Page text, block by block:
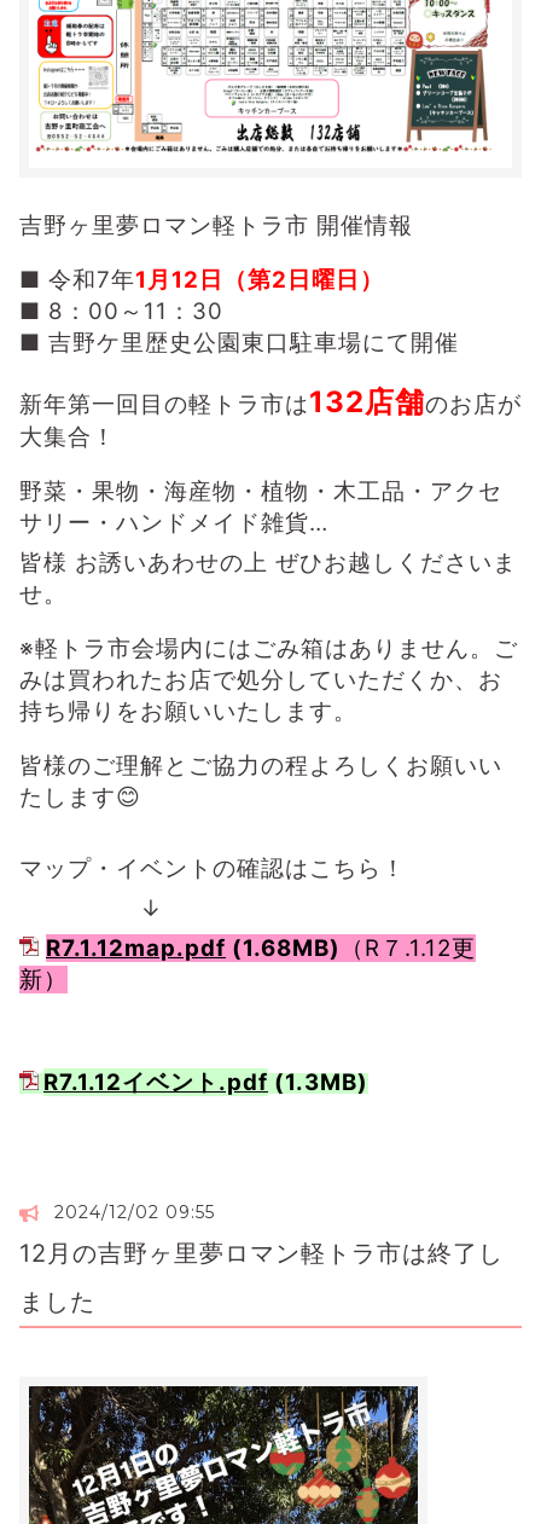
吉野ヶ里夢ロマン軽トラ市 開催情報
■ 令和7年1月12日（第2日曜日）
■ 8：00～11：30
■ 吉野ケ里歴史公園東口駐車場にて開催
新年第一回目の軽トラ市は132店舗のお店が
大集合！
野菜・果物・海産物・植物・木工品・アクセ
サリー・ハンドメイド雑貨…
皆様 お誘いあわせの上 ぜひお越しくださいま
せ。
※軽トラ市会場内にはごみ箱はありません。ご
みは買われたお店で処分していただくか、お
持ち帰りをお願いいたします。
皆様のご理解とご協力の程よろしくお願いい
たします😊
マップ・イベントの確認はこちら！
↓
R7.1.12map.pdf (1.68MB)
（R７.1.12更
新）
R7.1.12イベント.pdf(1.3MB)
2024/12/02 09:55
12月の吉野ヶ里夢ロマン軽トラ市は終了し
ました